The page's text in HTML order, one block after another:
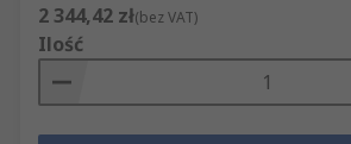
2 344,42 zł(bez VAT)
Ilość